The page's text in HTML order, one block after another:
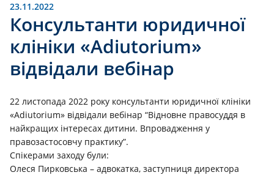
23.11.2022
Консультанти юридичної
клініки «Adiutorium»
відвідали вебінар
22 листопада 2022 року консультанти юридичної клініки
«Adiutorium» відвідали вебінар “Відновне правосуддя в
найкращих інтересах дитини. Впровадження у
правозастосовчу практику”.
Спікерами заходу були:
Олеся Пирковська – адвокатка, заступниця директора